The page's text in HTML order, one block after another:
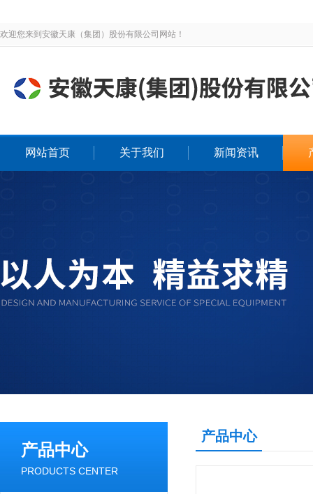
欢迎您来到安徽天康（集团）股份有限公司网站！
网站首页 关于我们 新闻资讯
产品中心
PRODUCTS CENTER
产品中心